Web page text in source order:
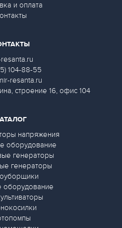
и оплата
напряжения
оборудование
генераторы
генераторы
оборудование
104-88-55
resanta.ru
строение 16, офис 104